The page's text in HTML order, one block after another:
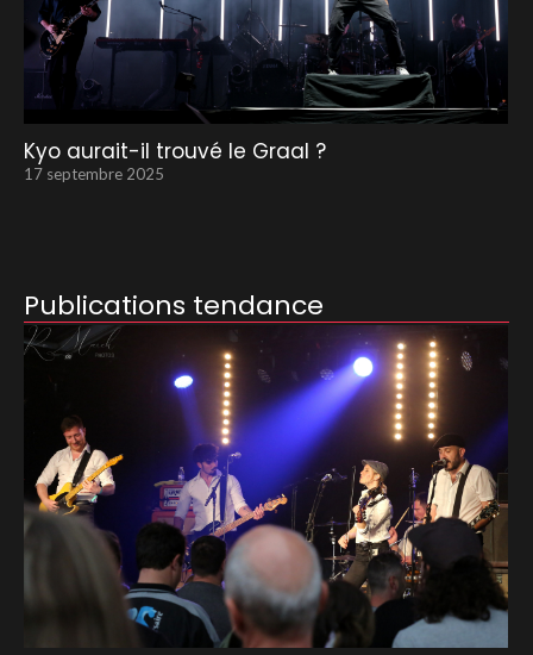
Kyo aurait-il trouvé le Graal ?
17 septembre 2025
Publications tendance